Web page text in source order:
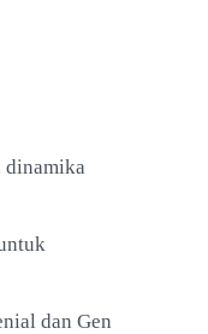
dinamika
dan Gen